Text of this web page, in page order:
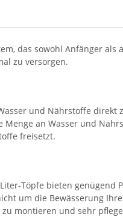
das sowohl Anfänger als
zu versorgen.
und Nährstoffe direkt
an Wasser und
freisetzt.
Töpfe bieten genügend
um die Bewässerung
montieren und sehr